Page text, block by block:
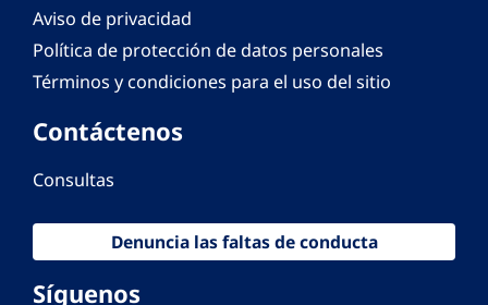
Aviso de privacidad
Política de protección de datos personales
Términos y condiciones para el uso del sitio
Contáctenos
Consultas
Denuncia las faltas de conducta
Síguenos